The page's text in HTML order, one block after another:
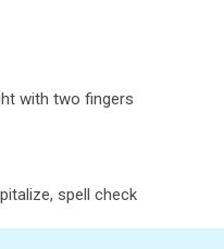
with two fingers
spell check